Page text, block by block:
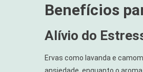
Benefícios
Alívio do
Ervas como lavanda e
ansiedade, enquanto o